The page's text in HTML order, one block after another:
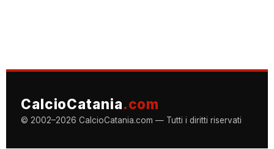
CalcioCatania.com
© 2002–2026 CalcioCatania.com — Tutti i diritti riservati